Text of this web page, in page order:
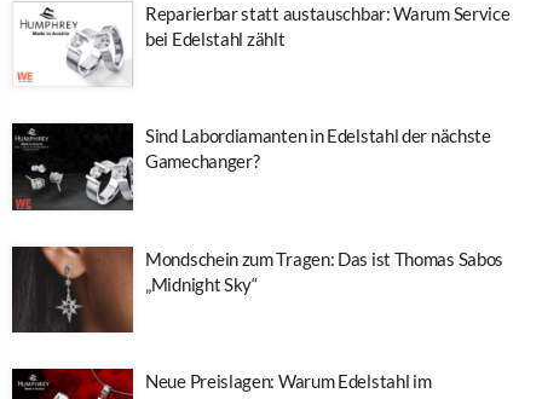
Reparierbar statt austauschbar: Warum Service
bei Edelstahl zählt
Sind Labordiamanten in Edelstahl der nächste
Gamechanger?
Mondschein zum Tragen: Das ist Thomas Sabos
„Midnight Sky“
Neue Preislagen: Warum Edelstahl im